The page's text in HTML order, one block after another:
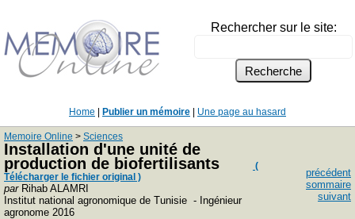
Rechercher sur le site:
Home Publier un mémoire Une page au hasard
Memoire Online > Sciences
Installation d'une unité de
production de biofertilisants
(
Télécharger le fichier original )
parRihab ALAMRI
Institut national agronomique de Tunisie - Ingénieur
agronome 2016
précédent
sommaire
suivant